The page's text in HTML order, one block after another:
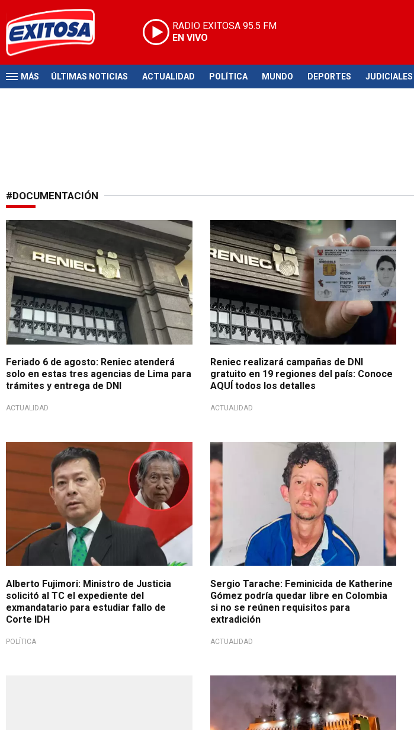
RADIO EXITOSA 95.5 FM
EN VIVO
MÁS ÚLTIMAS NOTICIAS ACTUALIDAD POLÍTICA MUNDO DEPORTES JUDICIALES
#DOCUMENTACIÓN
Atención en feriado
Feriado 6 de agosto: Reniec atenderá
solo en estas tres agencias de Lima para
trámites y entrega de DNI
ACTUALIDAD
Iniciativa sin costo
Reniec realizará campañas de DNI
gratuito en 19 regiones del país: Conoce
AQUÍ todos los detalles
ACTUALIDAD
Tras excarcelación
Alberto Fujimori: Ministro de Justicia
solicitó al TC el expediente del
exmandatario para estudiar fallo de
Corte IDH
POLÍTICA
Por vencimiento de términos
Sergio Tarache: Feminicida de Katherine
Gómez podría quedar libre en Colombia
si no se reúnen requisitos para
extradición
ACTUALIDAD